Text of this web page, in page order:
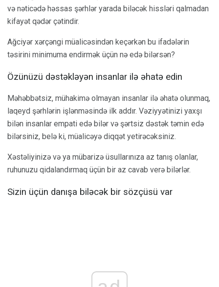
və nəticədə həssas şərhlər yarada biləcək hissləri qalmadan
kifayət qədər çətindir.
Ağciyər xərçəngi müalicəsindən keçərkən bu ifadələrin
təsirini minimuma endirmək üçün nə edə bilərsən?
Özünüzü dəstəkləyən insanlar ilə əhatə edin
Məhəbbətsiz, mühakimə olmayan insanlar ilə əhatə olunmaq,
laqeyd şərhlərin işlənməsində ilk addır. Vəziyyətinizi yaxşı
bilən insanlar empati edə bilər və şərtsiz dəstək təmin edə
bilərsiniz, belə ki, müalicəyə diqqət yetirəcəksiniz.
Xəstəliyinizə və ya mübarizə üsullarınıza az tanış olanlar,
ruhunuzu qidalandırmaq üçün bir az cavab verə bilərlər.
Sizin üçün danışa biləcək bir sözçüsü var